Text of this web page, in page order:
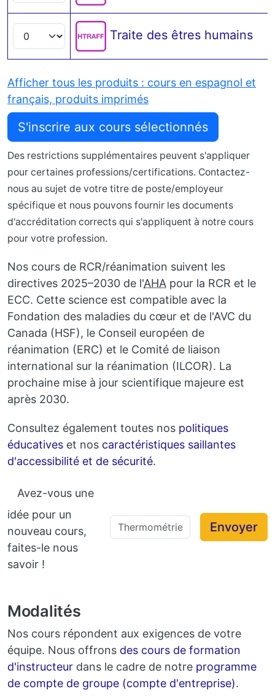
Traite des êtres humains
Afficher tous les produits : cours en espagnol et
français, produits imprimés
S'inscrire aux cours sélectionnés
Des restrictions supplémentaires peuvent s'appliquer
pour certaines professions/certifications. Contactez-
nous au sujet de votre titre de poste/employeur
spécifique et nous pouvons fournir les documents
d'accréditation corrects qui s'appliquent à notre cours
pour votre profession.
Nos cours de RCR/réanimation suivent les
directives 2025–2030 de l'AHA pour la RCR et le
ECC. Cette science est compatible avec la
Fondation des maladies du cœur et de l'AVC du
Canada (HSF), le Conseil européen de
réanimation (ERC) et le Comité de liaison
international sur la réanimation (ILCOR). La
prochaine mise à jour scientifique majeure est
après 2030.
Consultez également toutes nos politiques
éducatives et nos caractéristiques saillantes
d'accessibilité et de sécurité.
Avez-vous une
idée pour un
nouveau cours,
faites-le nous
savoir !
Envoyer
Modalités
Nos cours répondent aux exigences de votre
équipe. Nous offrons des cours de formation
d'instructeur dans le cadre de notre programme
de compte de groupe (compte d'entreprise).